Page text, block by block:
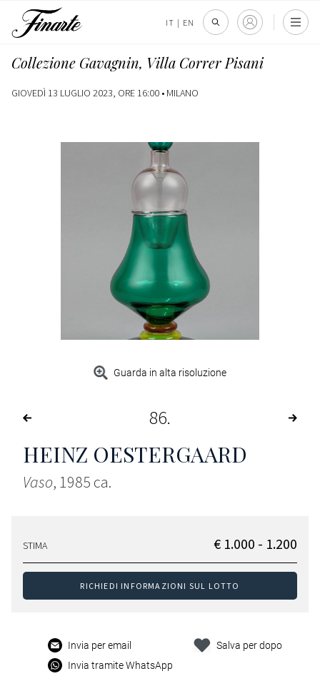
IT | EN
Collezione Gavagnin, Villa Correr Pisani
GIOVEDÌ 13 LUGLIO 2023, ORE 16:00 • MILANO
Guarda in alta risoluzione
86
HEINZ OESTERGAARD
Vaso, 1985 ca.
STIMA € 1.000 - 1.200
RICHIEDI INFORMAZIONI SUL LOTTO
Invia per email
Invia tramite WhatsApp
Salva per dopo